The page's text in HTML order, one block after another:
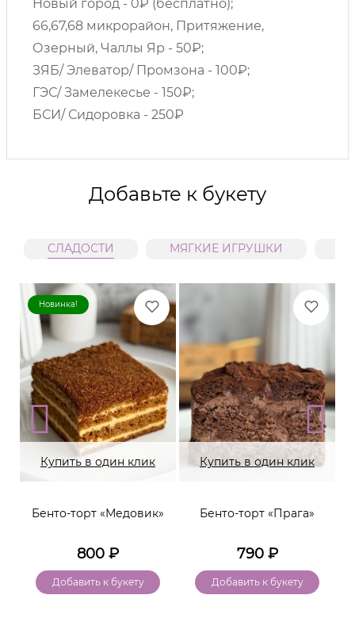
Новый город - 0₽ (бесплатно);
66,67,68 микрорайон, Притяжение,
Озерный, Чаллы Яр - 50₽;
ЗЯБ/ Элеватор/ Промзона - 100₽;
ГЭС/ Замелекесье - 150₽;
БСИ/ Сидоровка - 250₽
Добавьте к букету
СЛАДОСТИ МЯГКИЕ ИГРУШКИ
Новинка!
Купить в один клик
Бенто-торт «Медовик»
800 ₽
Добавить к букету
Купить в один клик
Бенто-торт «Прага»
790₽
Добавить к букету